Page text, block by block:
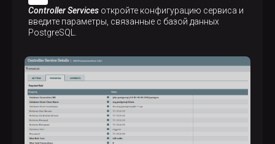
Controller Services откройте конфигурацию сервиса и
введите параметры, связанные с базой данных
PostgreSQL.